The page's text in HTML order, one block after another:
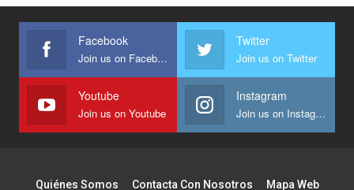
Facebook
Join us on Facebook
Twitter
Join us on Twitter
Youtube
Join us on Youtube
Instagram
Join us on Instagram
Quiénes Somos Contacta Con Nosotros Mapa Web